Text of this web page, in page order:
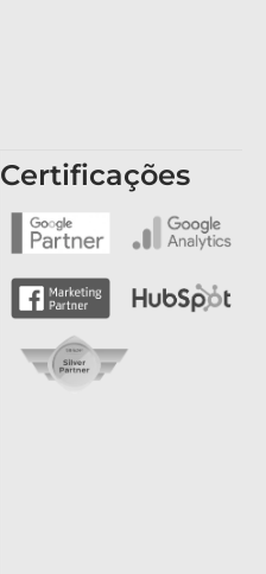
Certificações